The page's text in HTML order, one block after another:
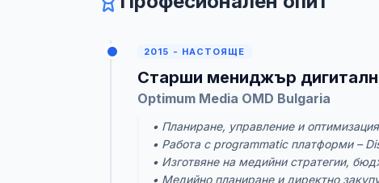
2015 - НАСТОЯЩЕ
Старши мениджър
Optimum Media OMD Bulgaria
• Планиране, управление и
• Работа с programmatic платформи –
• Изготвяне на медийни стратегии,
• Медийно планиране и директно